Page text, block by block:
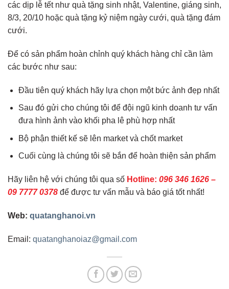
các dịp lễ tết như quà tặng sinh nhật, Valentine, giáng sinh,
8/3, 20/10 hoặc quà tặng kỷ niệm ngày cưới, quà tặng đám
cưới.
Để có sản phẩm hoàn chỉnh quý khách hàng chỉ cần làm
các bước như sau:
Đầu tiên quý khách hãy lựa chọn một bức ảnh đẹp nhất
Sau đó gửi cho chúng tôi để đội ngũ kinh doanh tư vấn
đưa hình ảnh vào khối pha lê phù hợp nhất
Bộ phận thiết kế sẽ lên market và chốt market
Cuối cùng là chúng tôi sẽ bắn để hoàn thiện sản phẩm
Hãy liên hệ với chúng tôi qua số Hotline: 096 346 1626 –
09 7777 0378 để được tư vấn mẫu và báo giá tốt nhất!
Web: quatanghanoi.vn
Email: quatanghanoiaz@gmail.com